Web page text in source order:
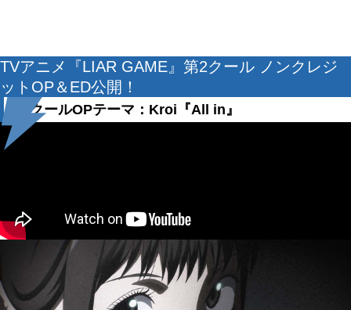
TVアニメ『LIAR GAME』第2クール ノンクレジ
ットOP＆ED公開！
第2クールOPテーマ：Kroi『All in』